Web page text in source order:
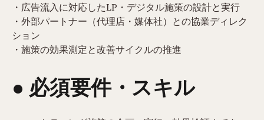
・広告流入に対応したLP・デジタル施策の設計と実行
・外部パートナー（代理店・媒体社）との協業ディレク
ション
・施策の効果測定と改善サイクルの推進
● 必須要件・スキル